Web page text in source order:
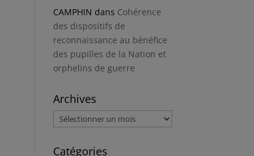
CAMPHIN dans Cohérence
des dispositifs de
reconnaissance au bénéfice
des pupilles de la Nation et
orphelins de guerre
Archives
Archives
Catégories